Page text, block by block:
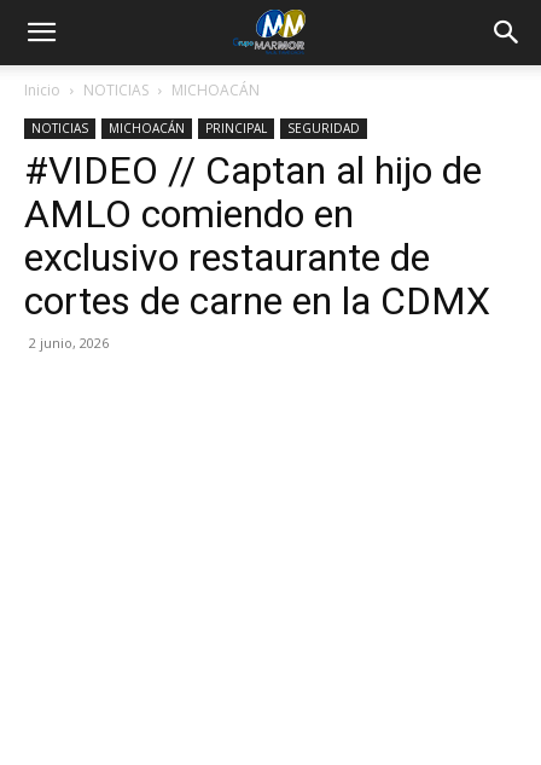
Inicio NOTICIAS MICHOACÁN
NOTICIAS MICHOACÁN PRINCIPAL SEGURIDAD
#VIDEO // Captan al hijo de
AMLO comiendo en
exclusivo restaurante de
cortes de carne en la CDMX
2 junio, 2026